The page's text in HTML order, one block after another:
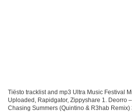
Tiësto tracklist and mp3 Ultra Music Festival
Uploaded, Rapidgator, Zippyshare 1. Deorro
Chasing Summers (Quintino & R3hab Remix)